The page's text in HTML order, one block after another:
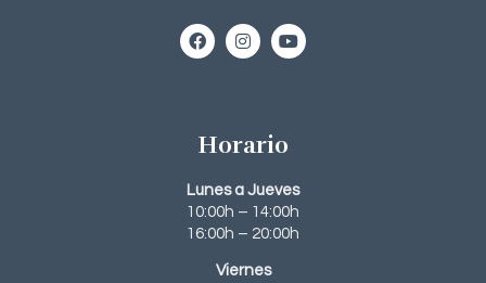
Horario
Lunes a Jueves
10:00h – 14:00h
16:00h – 20:00h
Viernes